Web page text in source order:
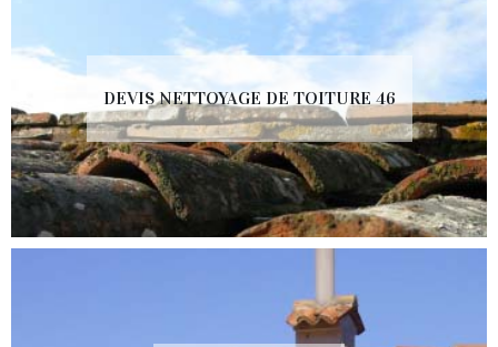
DEVIS NETTOYAGE DE TOITURE 46